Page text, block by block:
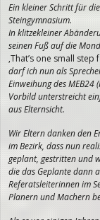
Ein kleiner Schritt für
Steingymnasium.
In klitzekleiner
seinen Fuß auf die
‚That’s one small
darf ich nun als
Einweihung des MEB24
Vorbild unterstreicht
aus Elternsicht.
Wir Eltern danken den
im Bezirk, dass nun
geplant, gestritten und
die das Geplante dann
Referatsleiterinnen im
Planern und Machern